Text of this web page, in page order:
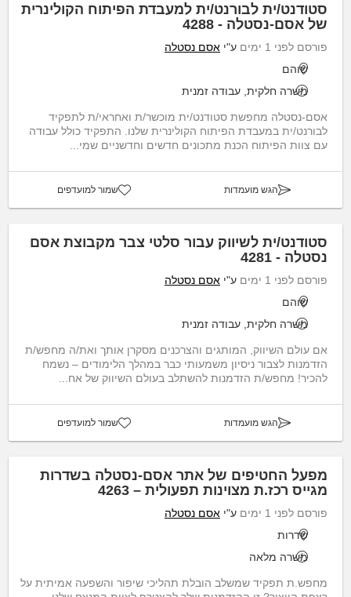
סטודנט/ית לבורנט/ית למעבדת הפיתוח הקולינרית
של אסם-נסטלה - 4288
פורסם לפני 1 ימים ע"י אסם נסטלה
שוהם
משרה חלקית, עבודה זמנית
אסם-נסטלה מחפשת סטודנט/ית מוכשר/ת ואחראי/ת לתפקיד
לבורנט/ית במעבדת הפיתוח הקולינרית שלנו. התפקיד כולל עבודה
עם צוות הפיתוח הכנת מתכונים חדשים וחדשניים שמי...
הגש מועמדות שמור למועדפים
סטודנט/ית לשיווק עבור סלטי צבר מקבוצת אסם
נסטלה - 4281
פורסם לפני 1 ימים ע"י אסם נסטלה
שוהם
משרה חלקית, עבודה זמנית
אם עולם השיווק, המותגים והצרכנים מסקרן אותך ואת/ה מחפש/ת
הזדמנות לצבור ניסיון משמעותי כבר במהלך הלימודים – נשמח
להכיר! מחפש/ת הזדמנות להשתלב בעולם השיווק של אח...
הגש מועמדות שמור למועדפים
מפעל החטיפים של אתר אסם-נסטלה בשדרות
מגייס רכז.ת מצוינות תפעולית – 4263
פורסם לפני 1 ימים ע"י אסם נסטלה
שדרות
משרה מלאה
מחפש.ת תפקיד שמשלב הובלת תהליכי שיפור והשפעה אמיתית על